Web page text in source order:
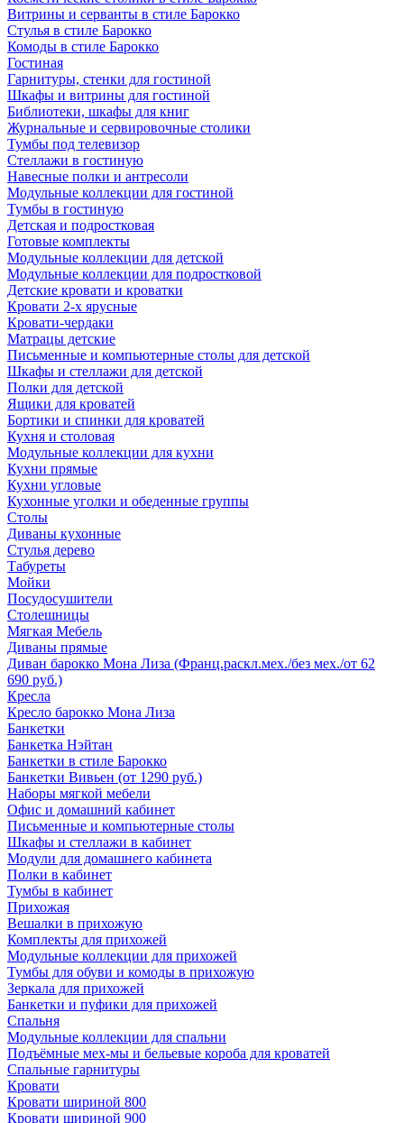
Витрины и серванты в стиле Барокко
Стулья в стиле Барокко
Комоды в стиле Барокко
Гостиная
Гарнитуры, стенки для гостиной
Шкафы и витрины для гостиной
Библиотеки, шкафы для книг
Журнальные и сервировочные столики
Тумбы под телевизор
Стеллажи в гостиную
Навесные полки и антресоли
Модульные коллекции для гостиной
Тумбы в гостиную
Детская и подростковая
Готовые комплекты
Модульные коллекции для детской
Модульные коллекции для подростковой
Детские кровати и кроватки
Кровати 2-х ярусные
Кровати-чердаки
Матрацы детские
Письменные и компьютерные столы для детской
Шкафы и стеллажи для детской
Полки для детской
Ящики для кроватей
Бортики и спинки для кроватей
Кухня и столовая
Модульные коллекции для кухни
Кухни прямые
Кухни угловые
Кухонные уголки и обеденные группы
Столы
Диваны кухонные
Стулья дерево
Табуреты
Мойки
Посудосушители
Столешницы
Мягкая Мебель
Диваны прямые
Диван барокко Мона Лиза (Франц.раскл.мех./без мех./от 62
690 руб.)
Кресла
Кресло барокко Мона Лиза
Банкетки
Банкетка Нэйтан
Банкетки в стиле Барокко
Банкетки Вивьен (от 1290 руб.)
Наборы мягкой мебели
Офис и домашний кабинет
Письменные и компьютерные столы
Шкафы и стеллажи в кабинет
Модули для домашнего кабинета
Полки в кабинет
Тумбы в кабинет
Прихожая
Вешалки в прихожую
Комплекты для прихожей
Модульные коллекции для прихожей
Тумбы для обуви и комоды в прихожую
Зеркала для прихожей
Банкетки и пуфики для прихожей
Спальня
Модульные коллекции для спальни
Подъёмные мех-мы и бельевые короба для кроватей
Спальные гарнитуры
Кровати
Кровати шириной 800
Кровати шириной 900